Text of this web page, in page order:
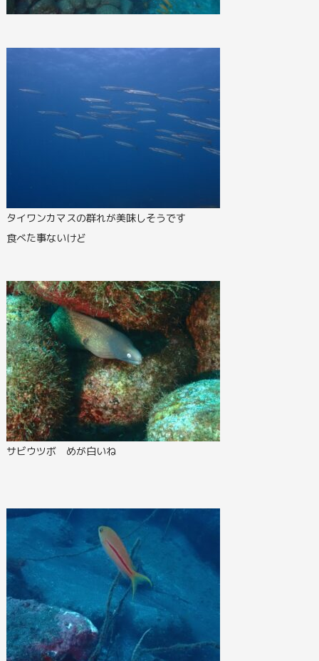
タイワンカマスの群れが美味しそうです
食べた事ないけど
サビウツボ めが白いね